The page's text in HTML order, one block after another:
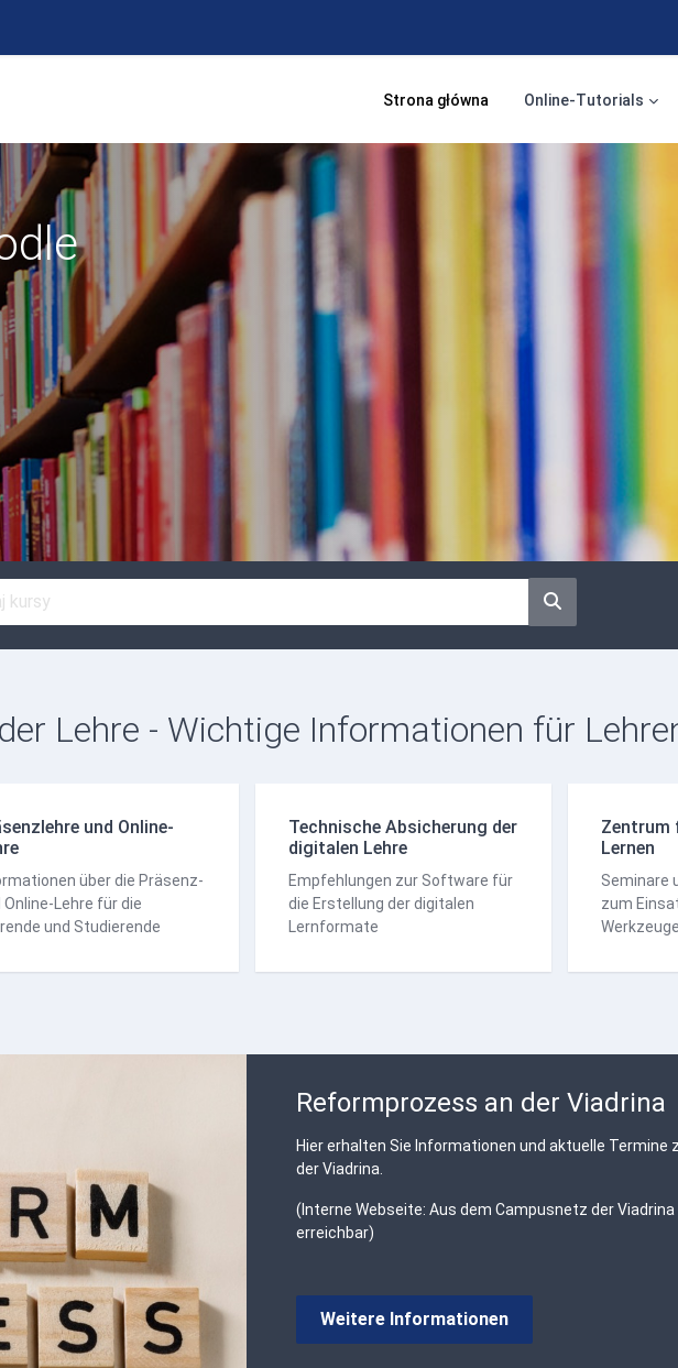
Strona główna Online-Tutorials
Lehre - Wichtige Informationen für
und Online-
über die Präsenz-
Online-Lehre für die
und Studierende
Technische Absicherung der
digitalen Lehre
Empfehlungen zur Software für
die Erstellung der digitalen
Lernformate
Zentrum
Lernen
Seminare
zum
Reformprozess an der Viadrina
Hier erhalten Sie Informationen und aktuelle Termine
der Viadrina.
(Interne Webseite: Aus dem Campusnetz der
erreichbar)
Weitere Informationen